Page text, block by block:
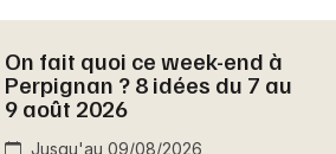
On fait quoi ce week-end à
Perpignan ? 8 idées du 7 au
9 août 2026
Jusqu'au 09/08/2026